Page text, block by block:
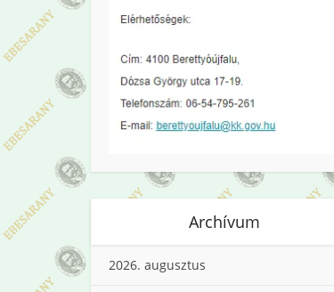
Archívum
2026. augusztus